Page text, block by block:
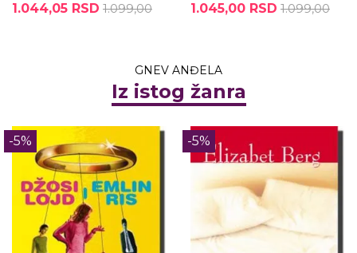
1.044,05 RSD 1.099,00
1.045,00 RSD 1.099,00
GNEV ANĐELA
Iz istog žanra
-5% -5%